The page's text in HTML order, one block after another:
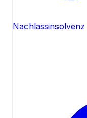
Nachlassinsolvenz